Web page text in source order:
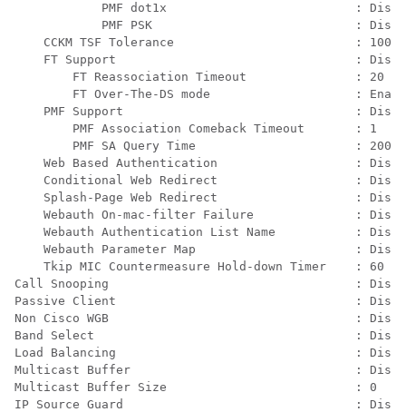
PMF dot1x                          :
PMF PSK                            :
CCKM TSF Tolerance
FT Support                                 :
FT Reassociation Timeout
FT Over-The-DS mode                    :
PMF Support                                :
PMF Association Comeback Timeout
PMF SA Query Time
Web Based Authentication                   :
Conditional Web Redirect                   :
Splash-Page Web Redirect                   :
Webauth On-mac-filter Failure              :
Webauth Authentication List Name           :
Webauth Parameter Map                      :
Tkip MIC Countermeasure Hold-down Timer
Call Snooping                                  :
Passive Client                                 :
Non Cisco WGB                                  :
Band Select                                    :
Load Balancing                                 :
Multicast Buffer                               :
Multicast Buffer Size                          : 0
IP Source Guard                                :